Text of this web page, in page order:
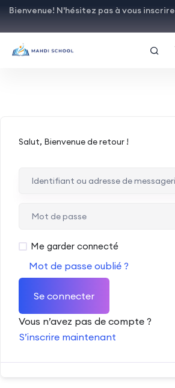
Bienvenue! N'hésitez pas à vous inscrire
Salut, Bienvenue de retour !
Me garder connecté
Mot de passe oublié ?
Se connecter
Vous n’avez pas de compte ?
S’inscrire maintenant